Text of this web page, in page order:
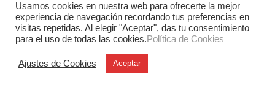
espacio donde los niños exploran el arte desde la
autonomía, la experimentación y…
Usamos cookies en nuestra web para ofrecerte la mejor
experiencia de navegación recordando tus preferencias en
visitas repetidas. Al elegir "Aceptar", das tu consentimiento
para el uso de todas las cookies.Política de Cookies
Ajustes de Cookies Aceptar